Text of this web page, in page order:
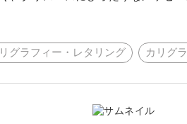
グラフィー・レタリング カリグ